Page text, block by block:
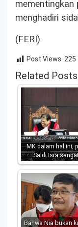
mementingkan
menghadiri
(FERI)
Post Views: 225
Related
MK dalam hal ini,
Saldi Isra
Bahwa Nia bukan